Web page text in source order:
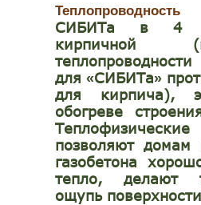
СИБИТа в 4
кирпичной
для «СИБИТа»
для кирпича),
обогреве
позволяют домам
газобетона
тепло, делают
ощупь